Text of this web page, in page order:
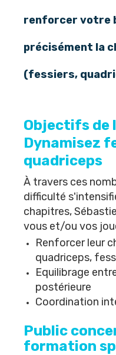
renforcer votre
précisément la
(fessiers,
Objectifs de
Dynamisez
quadriceps
À travers ces
difficulté
chapitres,
vous et/ou vos
Renforcer leur
quadriceps,
Equilibrage
postérieure
Coordination
Public
formation